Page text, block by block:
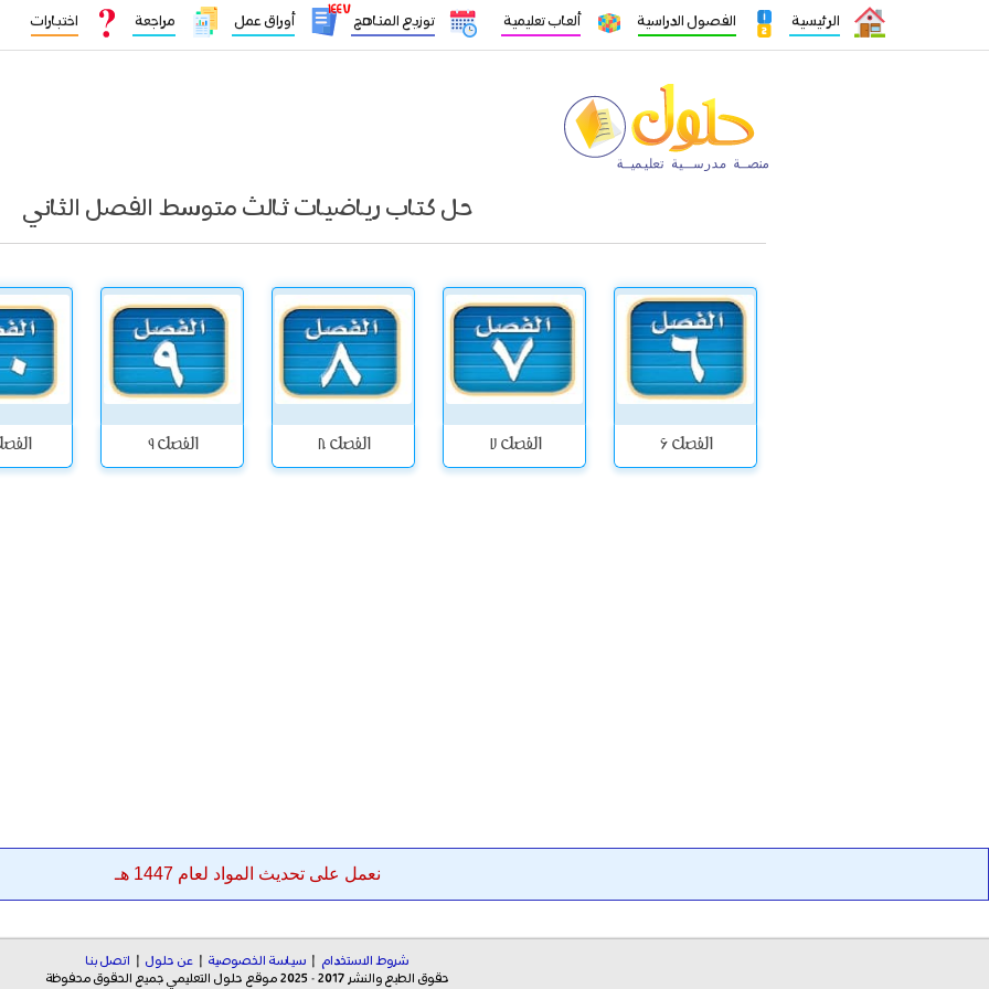
الرئيسية الفصول الدراسية ألعاب تعليمية توزيع المناهج
١٤٤٧
أوراق عمل مراجعة اختبارات
حل كتاب رياضيات ثالث متوسط الفصل الثاني
الفصل 6 الفصل 7 الفصل 8 الفصل 9
نعمل على تحديث المواد لعام 1447 هـ
شروط الاستخدام | سياسة الخصوصية | عن حلول |
اتصل بنا
حقوق الطبع والنشر 2017 - 2025 موقع حلول التعليمي جميع الحقوق محفوظة